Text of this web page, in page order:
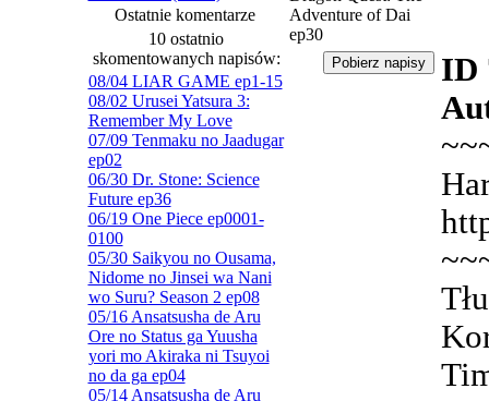
Ostatnie komentarze
10 ostatnio
skomentowanych napisów:
08/04 LIAR GAME ep1-15
08/02 Urusei Yatsura 3:
Remember My Love
07/09 Tenmaku no Jaadugar
ep02
06/30 Dr. Stone: Science
Future ep36
06/19 One Piece ep0001-
0100
05/30 Saikyou no Ousama,
Nidome no Jinsei wa Nani
wo Suru? Season 2 ep08
05/16 Ansatsusha de Aru
Ore no Status ga Yuusha
yori mo Akiraka ni Tsuyoi
no da ga ep04
05/14 Ansatsusha de Aru
Adventure of Dai
ep30
ID